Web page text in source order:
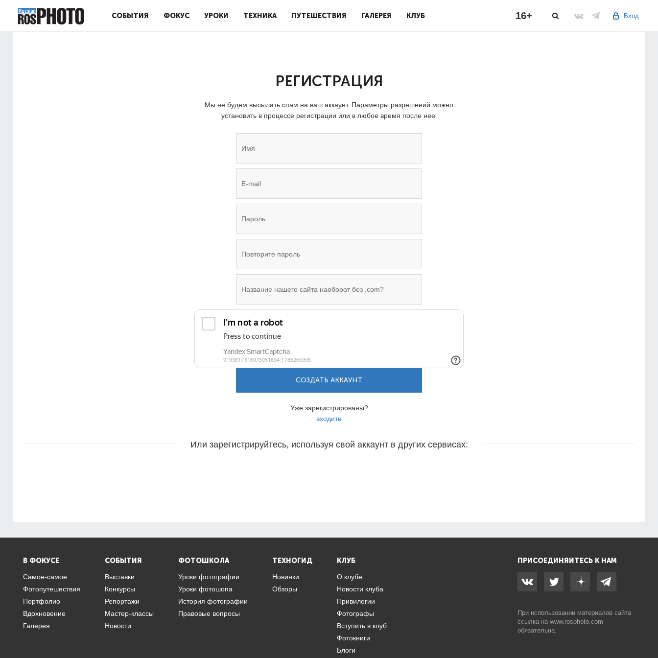
СОБЫТИЯ ФОКУС УРОКИ ТЕХНИКА ПУТЕШЕСТВИЯ ГАЛЕРЕЯ КЛУБ Вход
16+
РЕГИСТРАЦИЯ
Мы не будем высылать спам на ваш аккаунт. Параметры разрешений можно
установить в процессе регистрации или в любое время после нее.
СОЗДАТЬ АККАУНТ
Уже зарегистрированы?
входите
Или зарегистрируйтесь, используя свой аккаунт в других сервисах:
В ФОКУСЕ
Самое-самое
Фотопутешествия
Портфолио
Вдохновение
Галерея
СОБЫТИЯ
Выставки
Конкурсы
Репортажи
Мастер-классы
Новости
ФОТОШКОЛА
Уроки фотографии
Уроки фотошопа
История фотографии
Правовые вопросы
ТЕХНОГИД
Новинки
Обзоры
КЛУБ
О клубе
Новости клуба
Привилегии
Фотографы
Вступить в клуб
Фотокниги
Блоги
ПРИСОЕДИНЯЙТЕСЬ К НАМ
При использовании материалов сайта
ссылка на www.rosphoto.com
обязательна.